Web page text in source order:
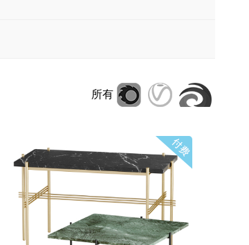
所有